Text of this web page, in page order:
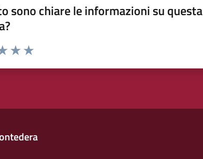
sono chiare le informazioni su questa